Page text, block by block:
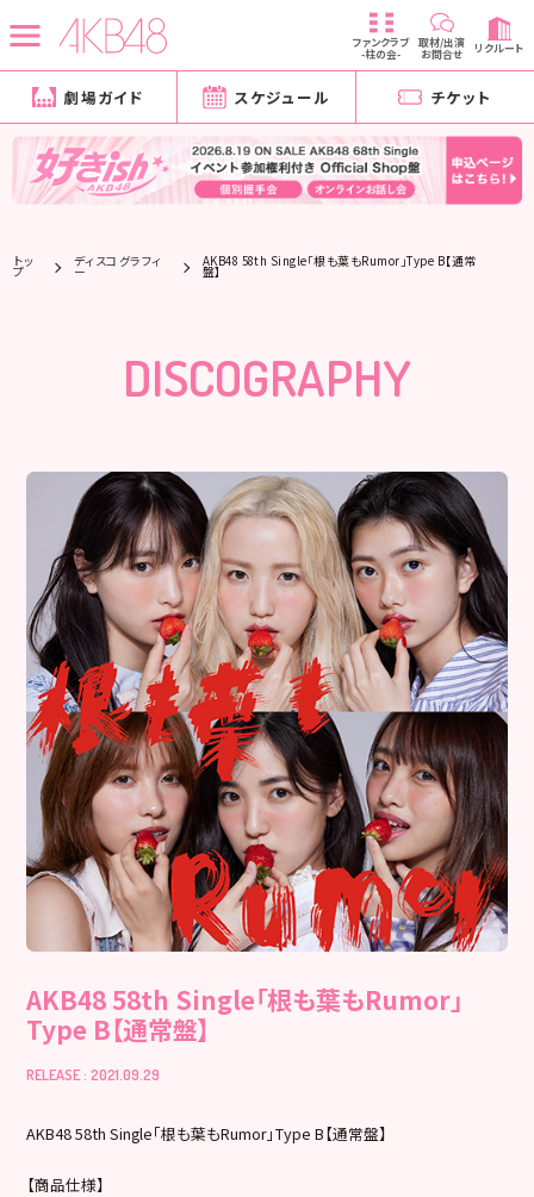
ファンクラブ
-柱の会-
取材/出演
お問合せ リクルート
劇場ガイド スケジュール チケット
トッ
プ
ディスコグラフィ
ー
AKB48 58th Single「根も葉もRumor」Type B【通常
盤】
DISCOGRAPHY
AKB48 58th Single「根も葉もRumor」
Type B【通常盤】
RELEASE : 2021.09.29
AKB48 58th Single「根も葉もRumor」Type B【通常盤】
【商品仕様】